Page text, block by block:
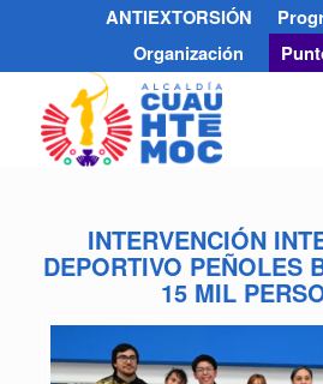
ANTIEXTORSIÓN
Organización
INTERVENCIÓN
DEPORTIVO PEÑOLES
15 MIL